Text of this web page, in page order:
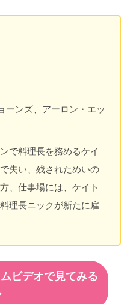
ーンズ、アーロン・エッ
で料理長を務めるケイ
失い、残されためいの
、仕事場には、ケイト
理長ニックが新たに雇
ビデオで見てみる